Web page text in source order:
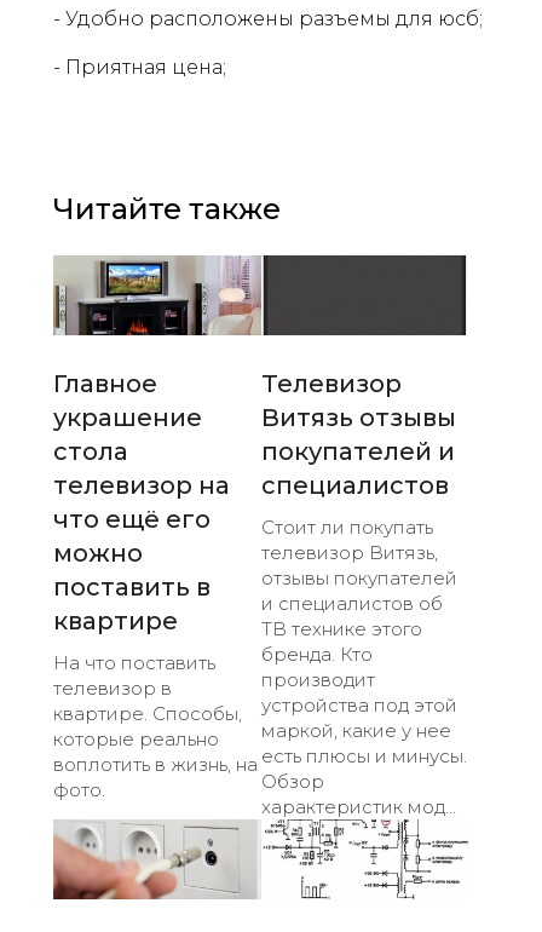
- Удобно расположены разъемы для юсб;
- Приятная цена;
Читайте также
Главное
украшение
стола
телевизор на
что ещё его
можно
поставить в
квартире
На что поставить
телевизор в
квартире. Способы,
которые реально
воплотить в жизнь, на
фото.
Телевизор
Витязь отзывы
покупателей и
специалистов
Стоит ли покупать
телевизор Витязь,
отзывы покупателей
и специалистов об
ТВ технике этого
бренда. Кто
производит
устройства под этой
маркой, какие у нее
есть плюсы и минусы.
Обзор
характеристик мод...